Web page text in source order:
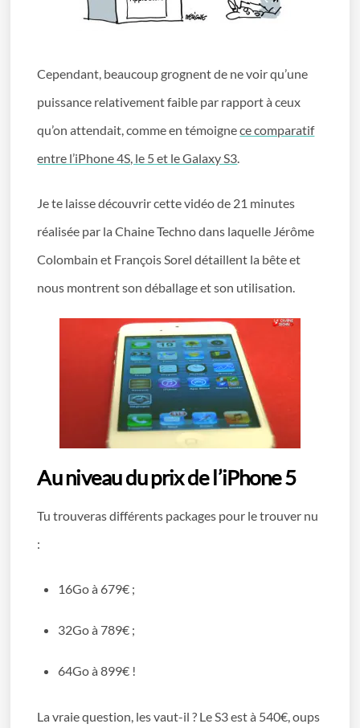
Cependant, beaucoup grognent de ne voir qu’une
puissance relativement faible par rapport à ceux
qu’on attendait, comme en témoignece comparatif
entre l’iPhone 4S, le 5 et le Galaxy S3.
Je te laisse découvrir cette vidéo de 21 minutes
réalisée par la Chaine Techno dans laquelle Jérôme
Colombain et François Sorel détaillent la bête et
nous montrent son déballage et son utilisation.
Au niveau du prix de l’iPhone 5
Tu trouveras différents packages pour le trouver nu
:
16Go à 679€ ;
32Go à 789€ ;
64Go à 899€ !
La vraie question, les vaut-il ? Le S3 est à 540€, oups